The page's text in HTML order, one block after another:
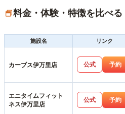
料金・体験・特徴を比べる
施設名
リンク
カーブス伊万里店 公式 予約
エニタイムフィット
ネス伊万里店
公式 予約